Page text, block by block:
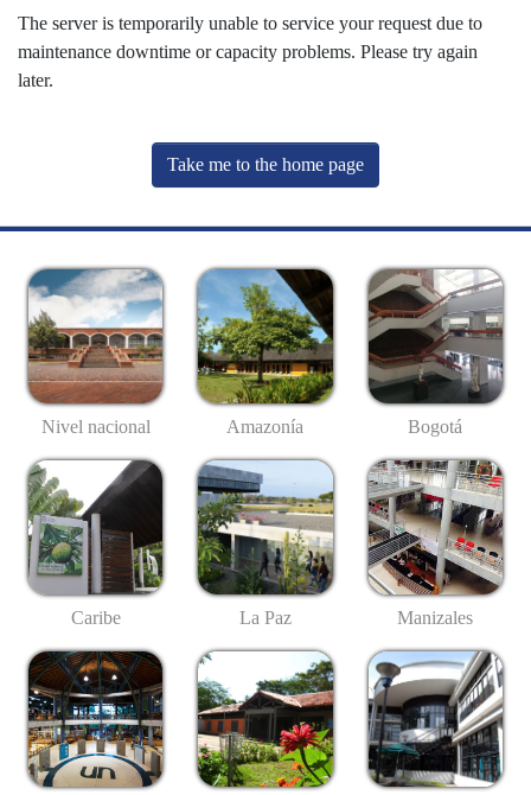
The server is temporarily unable to service your request due to
maintenance downtime or capacity problems. Please try again
later.
Take me to the home page
Nivel nacional Amazonía Bogotá
Caribe La Paz Manizales